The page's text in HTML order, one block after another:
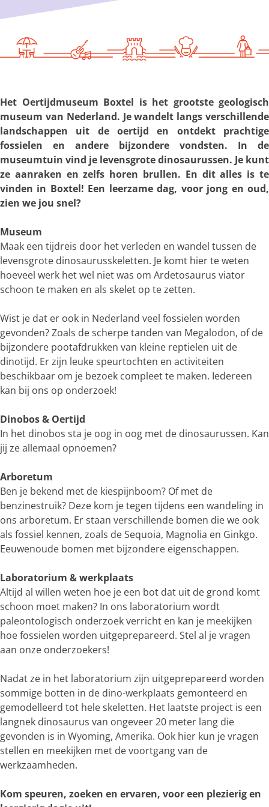
g
Het Oertijdmuseum Boxtel is het grootste geologisch
museum van Nederland. Je wandelt langs verschillende
landschappen uit de oertijd en ontdekt prachtige
fossielen en andere bijzondere vondsten. In de
museumtuin vind je levensgrote dinosaurussen. Je kunt
ze aanraken en zelfs horen brullen. En dit alles is te
vinden in Boxtel! Een leerzame dag, voor jong en oud,
zien we jou snel?
Museum
Maak een tijdreis door het verleden en wandel tussen de
levensgrote dinosaurusskeletten. Je komt hier te weten
hoeveel werk het wel niet was om Ardetosaurus viator
schoon te maken en als skelet op te zetten.
Wist je dat er ook in Nederland veel fossielen worden
gevonden? Zoals de scherpe tanden van Megalodon, of de
bijzondere pootafdrukken van kleine reptielen uit de
dinotijd. Er zijn leuke speurtochten en activiteiten
beschikbaar om je bezoek compleet te maken. Iedereen
kan bij ons op onderzoek!
Dinobos & Oertijd
In het dinobos sta je oog in oog met de dinosaurussen. Kan
jij ze allemaal opnoemen?
Arboretum
Ben je bekend met de kiespijnboom? Of met de
benzinestruik? Deze kom je tegen tijdens een wandeling in
ons arboretum. Er staan verschillende bomen die we ook
als fossiel kennen, zoals de Sequoia, Magnolia en Ginkgo.
Eeuwenoude bomen met bijzondere eigenschappen.
Laboratorium & werkplaats
Altijd al willen weten hoe je een bot dat uit de grond komt
schoon moet maken? In ons laboratorium wordt
paleontologisch onderzoek verricht en kan je meekijken
hoe fossielen worden uitgeprepareerd. Stel al je vragen
aan onze onderzoekers!
Nadat ze in het laboratorium zijn uitgeprepareerd worden
sommige botten in de dino-werkplaats gemonteerd en
gemodelleerd tot hele skeletten. Het laatste project is een
langnek dinosaurus van ongeveer 20 meter lang die
gevonden is in Wyoming, Amerika. Ook hier kun je vragen
stellen en meekijken met de voortgang van de
werkzaamheden.
Kom speuren, zoeken en ervaren, voor een plezierig en